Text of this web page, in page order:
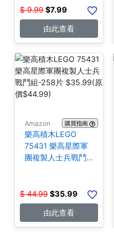
$ 9.99 $7.99
由此查看
Amazon 購買指南
樂高積木LEGO
75431 樂高星際軍
團複製人士兵戰鬥
$ 44.99 $35.99
由此查看